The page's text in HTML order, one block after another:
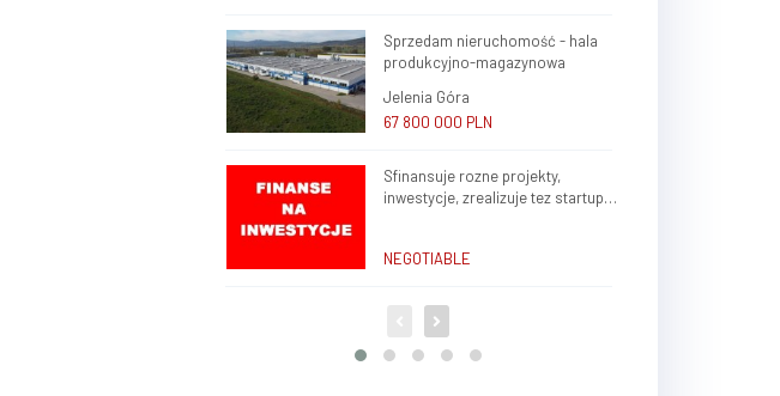
Sprzedam nieruchomość - hala
produkcyjno-magazynowa
Jelenia Góra
67 800 000 PLN
Sfinansuje rozne projekty,
inwestycje, zrealizuje tez startup
NEGOTIABLE